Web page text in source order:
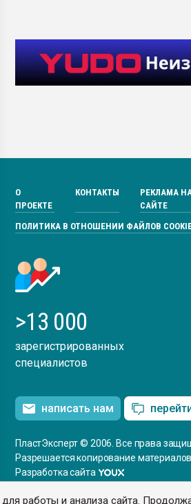
для работы и анализа сайта.
О
ПРОЕКТЕ
КОНТАКТЫ
РЕКЛАМА
САЙТЕ
ПОЛИТИКА В ОТНОШЕНИИ ФАЙЛОВ
>13 000
зарегистрированных
специалистов
написать нам
ПластЭксперт © 2006. Все права
Разрешается копирование
Разработка сайта